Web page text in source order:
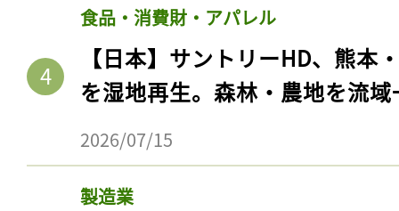
食品・消費財・アパレル
【日本】サントリーHD、熊本
を湿地再生。森林・農地を流
2026/07/15
製造業